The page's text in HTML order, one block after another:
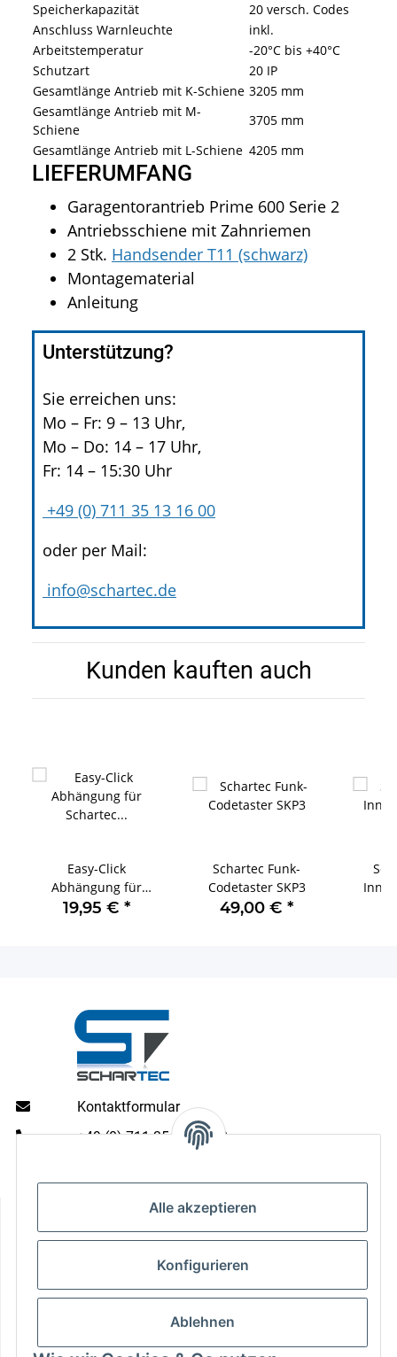
Alle akzeptieren
Konfigurieren
Ablehnen
Speicherkapazität
20 versch. Codes
Anschluss Warnleuchte
inkl.
Arbeitstemperatur
-20°C bis +40°C
Schutzart
20 IP
Gesamtlänge Antrieb mit K-Schiene 3205 mm
Gesamtlänge Antrieb mit M-
Schiene
3705 mm
Gesamtlänge Antrieb mit L-Schiene 4205 mm
LIEFERUMFANG
Garagentorantrieb Prime 600 Serie 2
Antriebsschiene mit Zahnriemen
2 Stk. Handsender T11 (schwarz)
Montagematerial
Anleitung
Unterstützung?
Sie erreichen uns:
Mo – Fr: 9 – 13 Uhr,
Mo – Do: 14 – 17 Uhr,
Fr: 14 – 15:30 Uhr
+49 (0) 711 35 13 16 00
oder per Mail:
info@schartec.de
Kunden kauften auch
Easy-Click
Abhängung für
Schartec
19,95 € *
Schartec Funk-
Codetaster SKP3
49,00 € *
Kontaktformular
+49 (0) 711 35 13 16 00
Fr: 9 - 13 & 14 - 15.00 Uhr
Gesetzliche Informationen